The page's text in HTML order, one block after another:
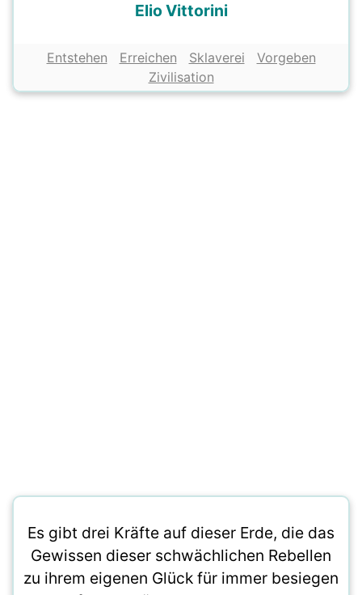
Elio Vittorini
Entstehen Erreichen Sklaverei
Vorgeben
Zivilisation
Es gibt drei Kräfte auf dieser Erde, die das
Gewissen dieser schwächlichen Rebellen
zu ihrem eigenen Glück für immer besiegen